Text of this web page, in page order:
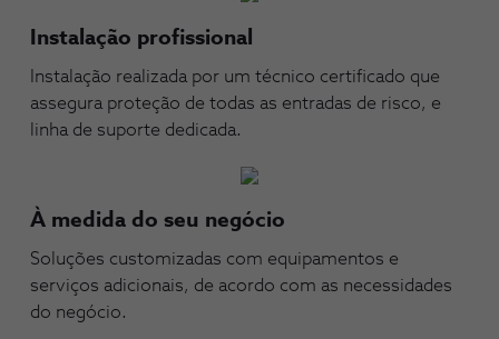
Instalação profissional
Instalação realizada por um técnico certificado que
assegura proteção de todas as entradas de risco, e
linha de suporte dedicada.
À medida do seu negócio
Soluções customizadas com equipamentos e
serviços adicionais, de acordo com as necessidades
do negócio.